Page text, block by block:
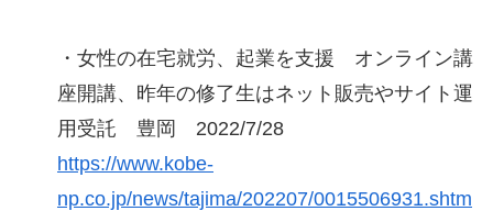
・女性の在宅就労、起業を支援 オンライン講
座開講、昨年の修了生はネット販売やサイト運
用受託 豊岡 2022/7/28
https://www.kobe-
np.co.jp/news/tajima/202207/0015506931.shtm